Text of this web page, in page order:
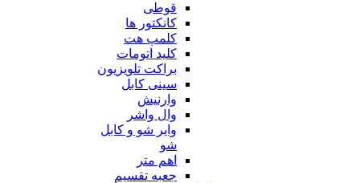
قوطی
کانکتور ها
کلمپ هت
کلید اتومات
براکت تلویزیون
سینی کابل
وارنیش
وال واشر
وایر شو و کابل
شو
اهم متر
جعبه تقسیم